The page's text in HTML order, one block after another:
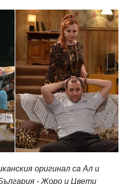
оригинал са Ал и
- Жоро и Цвети